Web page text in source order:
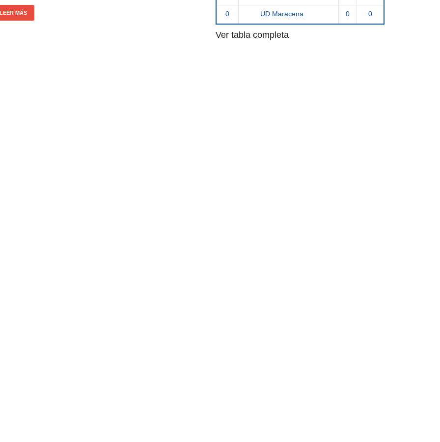
LEER MÁS 0 UD Maracena 0 0
Ver tabla completa